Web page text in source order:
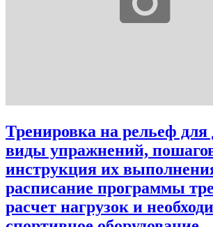
Тренировка на рельеф для
виды упражнений,
инструкция их
расписание программы
расчет нагрузок и